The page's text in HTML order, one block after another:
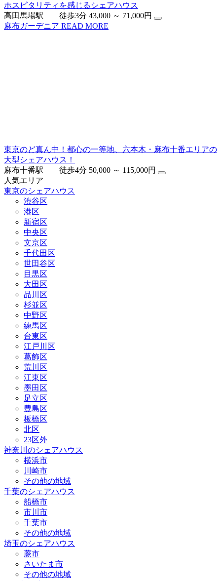
ホスピタリティを感じるシェアハウス
高田馬場駅 徒歩3分 43,000 ～ 71,000円
麻布ガーデニア READ MORE
東京のど真ん中！都心の一等地、六本木・麻布十番エリアの
大型シェアハウス！
麻布十番駅 徒歩4分 50,000 ～ 115,000円
人気エリア
東京のシェアハウス
渋谷区
港区
新宿区
中央区
文京区
千代田区
世田谷区
目黒区
大田区
品川区
杉並区
中野区
練馬区
台東区
江戸川区
葛飾区
荒川区
江東区
墨田区
足立区
豊島区
板橋区
北区
23区外
神奈川のシェアハウス
横浜市
川崎市
その他の地域
千葉のシェアハウス
船橋市
市川市
千葉市
その他の地域
埼玉のシェアハウス
蕨市
さいたま市
その他の地域